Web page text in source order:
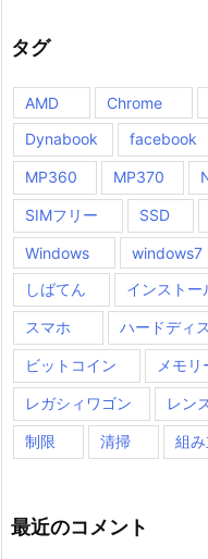
タグ
AMD Chrome
Dynabook
facebook
MP360 MP370
SIMフリー SSD
Windows windows7
しばてん
インストー
スマホ ハードディ
ビットコイン メモ
レガシィワゴン レン
制限 清掃 組
最近のコメント